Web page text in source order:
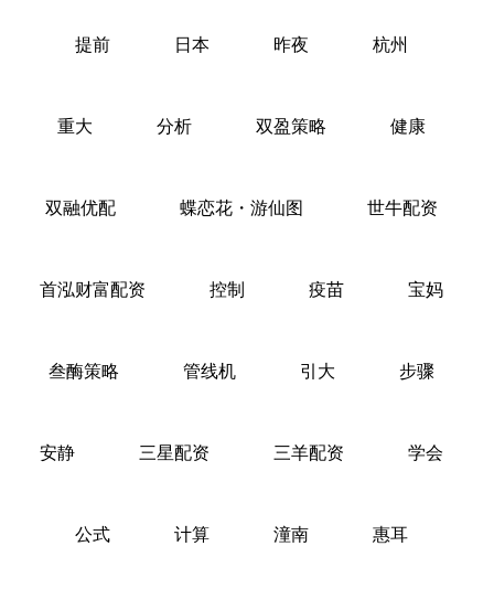
提前 日本 昨夜 杭州
重大 分析 双盈策略 健康
双融优配 蝶恋花・游仙图 世牛配资
首泓财富配资 控制 疫苗 宝妈
叁酶策略 管线机 引大 步骤
安静 三星配资 三羊配资 学会
公式 计算 潼南 惠耳